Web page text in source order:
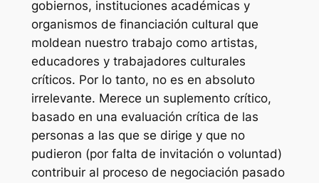
gobiernos, instituciones académicas y
organismos de financiación cultural que
moldean nuestro trabajo como artistas,
educadores y trabajadores culturales
críticos. Por lo tanto, no es en absoluto
irrelevante. Merece un suplemento crítico,
basado en una evaluación crítica de las
personas a las que se dirige y que no
pudieron (por falta de invitación o voluntad)
contribuir al proceso de negociación pasado